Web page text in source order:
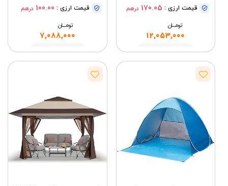
ماهیگیری در فضای بازقیمت ارزی : 170.05 درهم
تومــــــان
12,053,000
مشاهده
قیمت ارزی : 100.00 درهم
تومــــــان
7,088,000
مشاهده